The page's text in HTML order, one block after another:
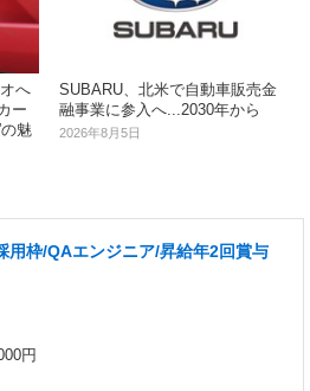
へ
ー
魅
SUBARU、北米で自動車販売金
融事業に参入へ...2030年から
2026年8月5日
用枠/QAエンジニア/昇給年2回賞与
円